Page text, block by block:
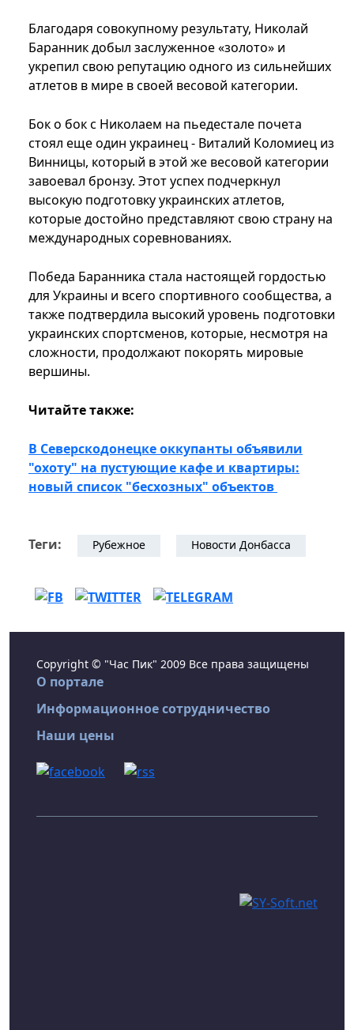
Благодаря совокупному результату, Николай
Баранник добыл заслуженное «золото» и
укрепил свою репутацию одного из сильнейших
атлетов в мире в своей весовой категории.
Бок о бок с Николаем на пьедестале почета
стоял еще один украинец - Виталий Коломиец из
Винницы, который в этой же весовой категории
завоевал бронзу. Этот успех подчеркнул
высокую подготовку украинских атлетов,
которые достойно представляют свою страну на
международных соревнованиях.
Победа Баранника стала настоящей гордостью
для Украины и всего спортивного сообщества, а
также подтвердила высокий уровень подготовки
украинских спортсменов, которые, несмотря на
сложности, продолжают покорять мировые
вершины.
Читайте также:
В Северскодонецке оккупанты объявили
"охоту" на пустующие кафе и квартиры:
новый список "бесхозных" объектов
Теги: Рубежное Новости Донбасса
Copyright © "Час Пик" 2009 Все права защищены
О портале
Информационное сотрудничество
Наши цены